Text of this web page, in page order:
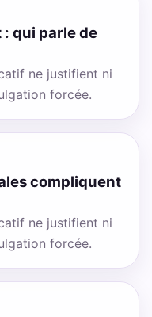
qui parle de
ne justifient ni
forcée.
compliquent
ne justifient ni
forcée.